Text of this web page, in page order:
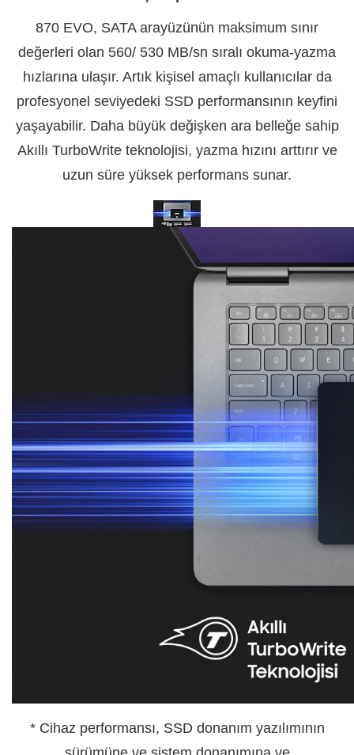
870 EVO, SATA arayüzünün maksimum sınır
değerleri olan 560/ 530 MB/sn sıralı okuma-yazma
hızlarına ulaşır. Artık kişisel amaçlı kullanıcılar da
profesyonel seviyedeki SSD performansının keyfini
yaşayabilir. Daha büyük değişken ara belleğe sahip
Akıllı TurboWrite teknolojisi, yazma hızını arttırır ve
uzun süre yüksek performans sunar.
* Cihaz performansı, SSD donanım yazılımının